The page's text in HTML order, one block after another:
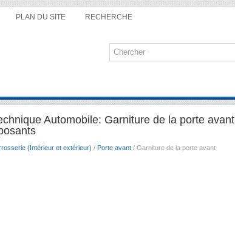
PLAN DU SITE RECHERCHE
Automobile: Garniture de la porte avant
(Intérieur et extérieur) / Porte avant / Garniture de la porte avant